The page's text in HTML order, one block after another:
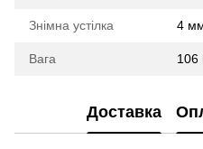
Знімна устілка 4
Вага 106
Доставка